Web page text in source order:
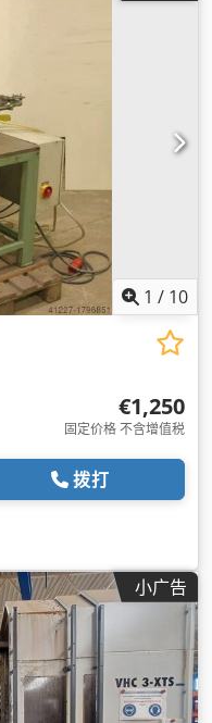
1 / 10
€1,250
固定价格 不含增值税
拨打
小广告